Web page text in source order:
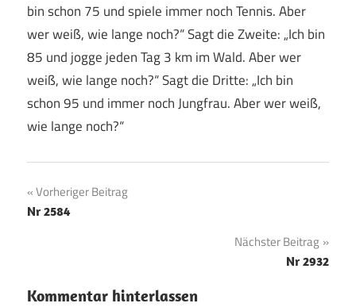
bin schon 75 und spiele immer noch Tennis. Aber
wer weiß, wie lange noch?“ Sagt die Zweite: „Ich bin
85 und jogge jeden Tag 3 km im Wald. Aber wer
weiß, wie lange noch?“ Sagt die Dritte: „Ich bin
schon 95 und immer noch Jungfrau. Aber wer weiß,
wie lange noch?“
Beitragsnavigation
Vorheriger Beitrag
Nr 2584
Nächster Beitrag
Nr 2932
Kommentar hinterlassen